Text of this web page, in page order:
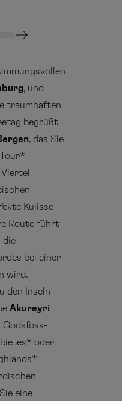
, und
traumhaften
begrüßt
, das Sie
Kulisse
Route führt
die
bei einer
wird.
den Inseln
Akureyri
Godafoss-
oder
eine